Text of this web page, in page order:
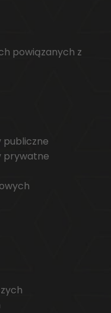
powiązanych z
publiczne
prywatne